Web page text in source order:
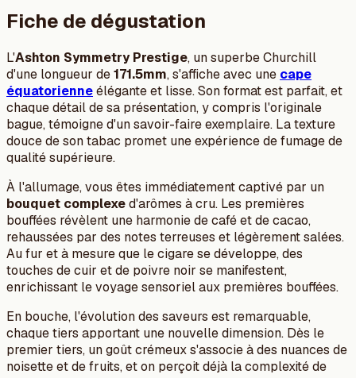
Fiche de dégustation
L'Ashton Symmetry Prestige, un superbe Churchill
d'une longueur de171.5mm, s'affiche avec une cape
équatorienneélégante et lisse. Son format est parfait, et
chaque détail de sa présentation, y compris l'originale
bague, témoigne d'un savoir-faire exemplaire. La texture
douce de son tabac promet une expérience de fumage de
qualité supérieure.
À l'allumage, vous êtes immédiatement captivé par un
bouquet complexed'arômes à cru. Les premières
bouffées révèlent une harmonie de café et de cacao,
rehaussées par des notes terreuses et légèrement salées.
Au fur et à mesure que le cigare se développe, des
touches de cuir et de poivre noir se manifestent,
enrichissant le voyage sensoriel aux premières bouffées.
En bouche, l'évolution des saveurs est remarquable,
chaque tiers apportant une nouvelle dimension. Dès le
premier tiers, un goût crémeux s'associe à des nuances de
noisette et de fruits, et on perçoit déjà la complexité de